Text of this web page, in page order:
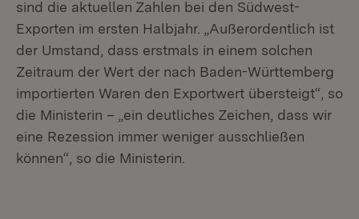
sind die aktuellen Zahlen bei den Südwest-
Exporten im ersten Halbjahr. „Außerordentlich ist
der Umstand, dass erstmals in einem solchen
Zeitraum der Wert der nach Baden-Württemberg
importierten Waren den Exportwert übersteigt“, so
die Ministerin – „ein deutliches Zeichen, dass wir
eine Rezession immer weniger ausschließen
können“, so die Ministerin.